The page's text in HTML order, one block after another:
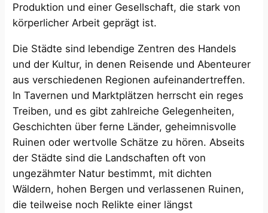
Produktion und einer Gesellschaft, die stark von
körperlicher Arbeit geprägt ist.
Die Städte sind lebendige Zentren des Handels
und der Kultur, in denen Reisende und Abenteurer
aus verschiedenen Regionen aufeinandertreffen.
In Tavernen und Marktplätzen herrscht ein reges
Treiben, und es gibt zahlreiche Gelegenheiten,
Geschichten über ferne Länder, geheimnisvolle
Ruinen oder wertvolle Schätze zu hören. Abseits
der Städte sind die Landschaften oft von
ungezähmter Natur bestimmt, mit dichten
Wäldern, hohen Bergen und verlassenen Ruinen,
die teilweise noch Relikte einer längst